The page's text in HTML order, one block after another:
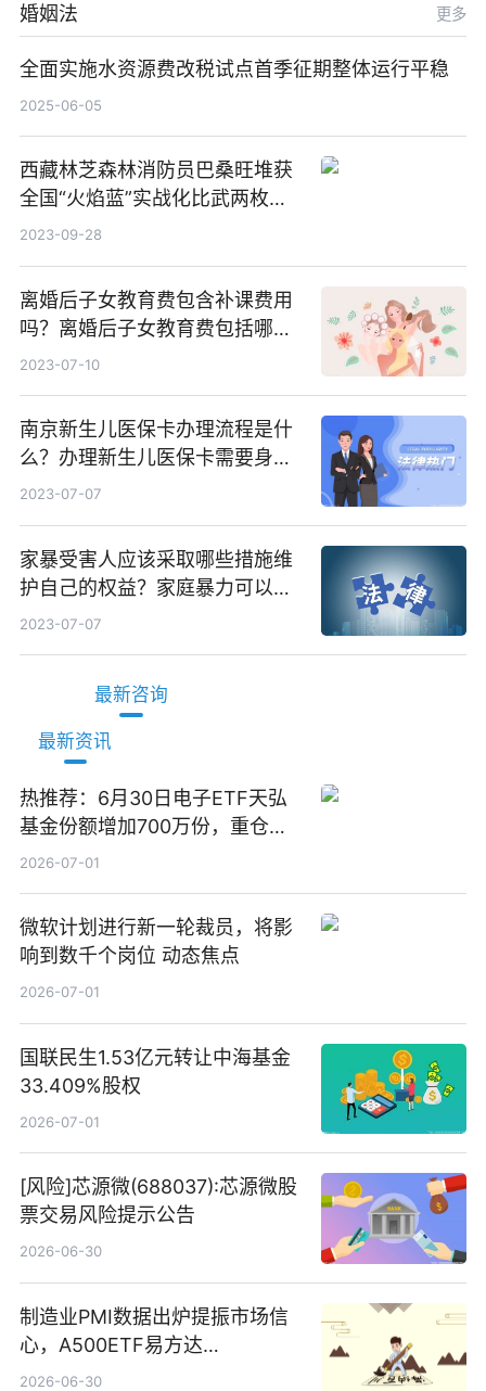
婚姻法 更多
全面实施水资源费改税试点首季征期整体运行平稳
2025-06-05
西藏林芝森林消防员巴桑旺堆获
全国“火焰蓝”实战化比武两枚金
牌_天天百事通
2023-09-28
离婚后子女教育费包含补课费用
吗？离婚后子女教育费包括哪
些？
2023-07-10
南京新生儿医保卡办理流程是什
么？办理新生儿医保卡需要身份
证吗？ 全球微动态
2023-07-07
家暴受害人应该采取哪些措施维
护自己的权益？家庭暴力可以诉
讼离婚吗？
2023-07-07
最新咨询
最新资讯
热推荐：6月30日电子ETF天弘
基金份额增加700万份，重仓股
立讯精密、寒武纪、工业富联
2026-07-01
微软计划进行新一轮裁员，将影
响到数千个岗位 动态焦点
2026-07-01
国联民生1.53亿元转让中海基金
33.409%股权
2026-07-01
[风险]芯源微(688037):芯源微股
票交易风险提示公告
2026-06-30
制造业PMI数据出炉提振市场信
心，A500ETF易方达
（159361）昨日“吸金”1.7亿元-
2026-06-30